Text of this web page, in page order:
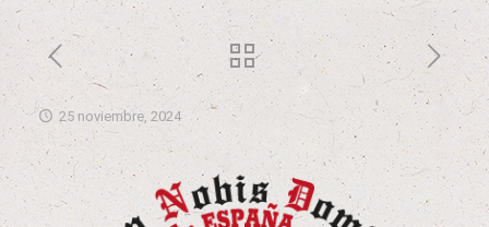
25 noviembre, 2024